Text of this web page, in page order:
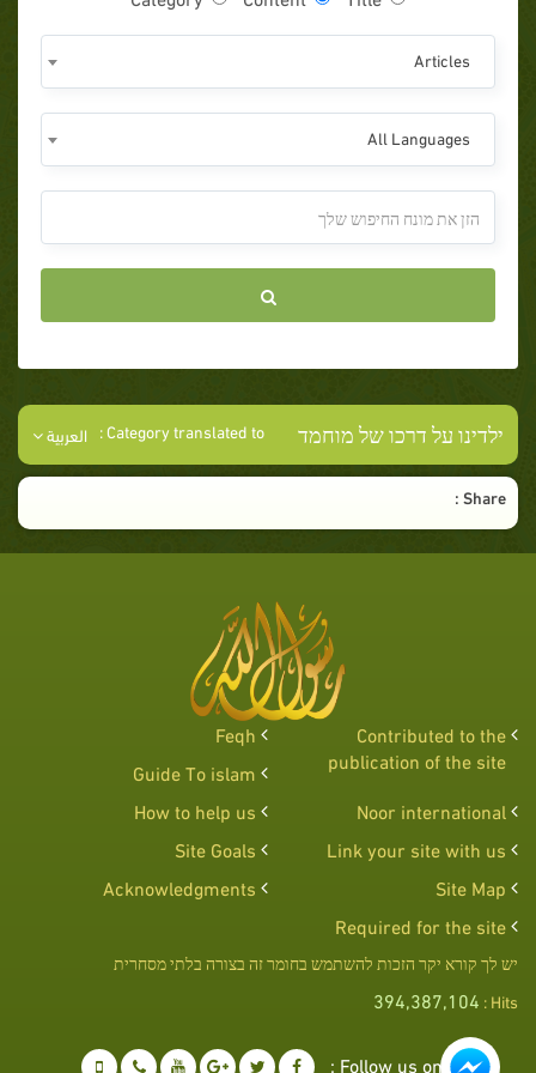
Articles
All Languages
ילדינו על דרכו של מוחמד Category translated to : العربية
Share :
Contributed to the
publication of the site
Feqh
Guide To islam
Noor international
How to help us
Link your site with us
Site Goals
Site Map
Acknowledgments
Required for the site
יש לך קורא יקר הזכות להשתמש בחומר זה בצורה בלתי מסחרית
Hits :
394,387,104
Follow us on :